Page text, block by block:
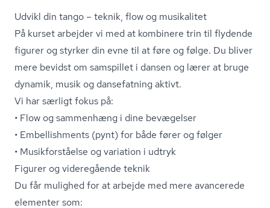
Udvikl din tango – teknik, flow og musikalitet
På kurset arbejder vi med at kombinere trin til flydende
figurer og styrker din evne til at føre og følge. Du bliver
mere bevidst om samspillet i dansen og lærer at bruge
dynamik, musik og dansefatning aktivt.
Vi har særligt fokus på:
• Flow og sammenhæng i dine bevægelser
• Embellishments (pynt) for både fører og følger
• Mu­sik­for­stå­el­se og variation i udtryk
Figurer og videregående teknik
Du får mulighed for at arbejde med mere avancerede
elementer som: